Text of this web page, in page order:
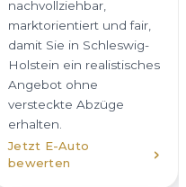
Unfallwagen
verkaufen
Fahrzeuge kaufen wir in